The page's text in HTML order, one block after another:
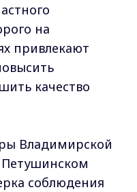
на
привлекают
качество
Владимирской
Петушинском
соблюдения